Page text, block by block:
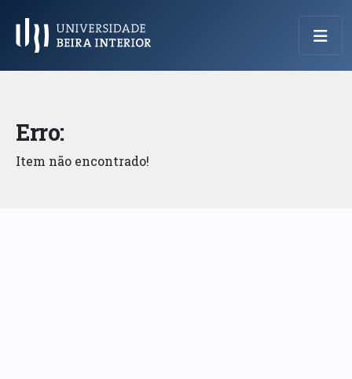
Menu Principal
Erro:
Item não encontrado!